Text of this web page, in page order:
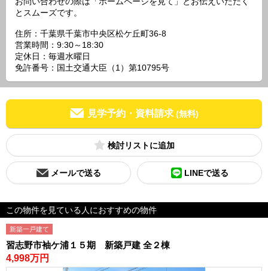
とスムーズです。
住所：千葉県千葉市中央区松ケ丘町36-8
営業時間：9:30～18:30
定休日：毎週水曜日
免許番号：国土交通大臣（1）第10795号
見学予約・資料請求 (無料)
検討リスト
メールで送る LINEで送る
この物件を見ている人におすすめの物件
新築一戸建て
習志野市袖ケ浦１５期 新築戸建 全２棟
4,998万円